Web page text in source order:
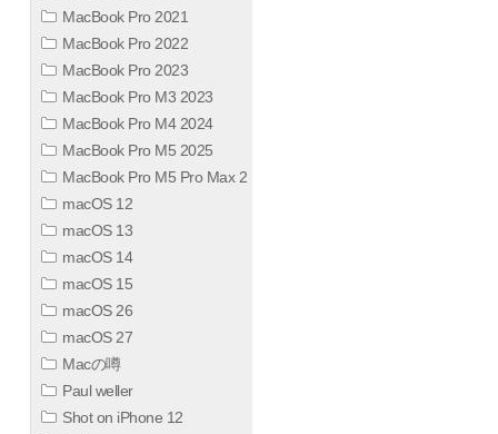
MacBook Pro 2021
MacBook Pro 2022
MacBook Pro 2023
MacBook Pro M3 2023
MacBook Pro M4 2024
MacBook Pro M5 2025
MacBook Pro M5 Pro Max 2
macOS 12
macOS 13
macOS 14
macOS 15
macOS 26
macOS 27
Macの噂
Paul weller
Shot on iPhone 12